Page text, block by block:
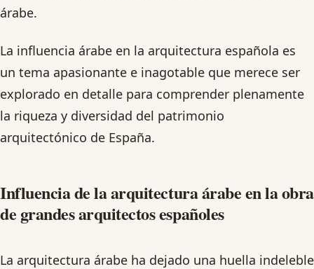
árabe.
La influencia árabe en la arquitectura española es
un tema apasionante e inagotable que merece ser
explorado en detalle para comprender plenamente
la riqueza y diversidad del patrimonio
arquitectónico de España.
Influencia de la arquitectura árabe en la obra
de grandes arquitectos españoles
La arquitectura árabe ha dejado una huella indeleble